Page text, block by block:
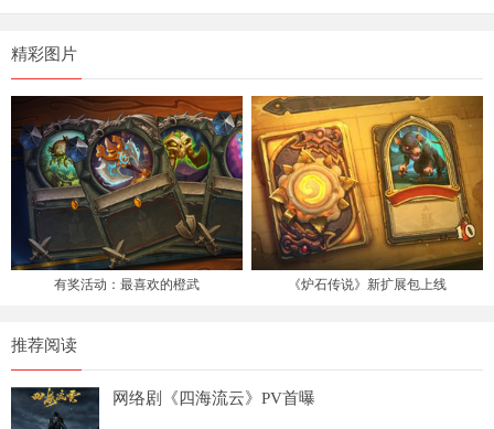
精彩图片
有奖活动：最喜欢的橙武 《炉石传说》新扩展包上线
推荐阅读
网络剧《四海流云》PV首曝